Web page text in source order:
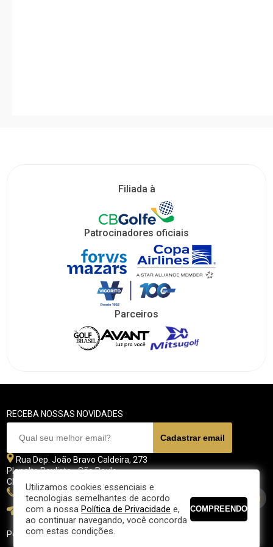
Filiada à
Patrocinadores oficiais
Parceiros
RECEBA NOSSAS NOVIDADES
Rua Dep. João Bravo Caldeira, 273
Planalto Paulista - São Paulo
CEP 04071 - 045
11 5070-4700
fpgolfe@fpgolfe.com.br
Política de privacidade
Utilizamos cookies essenciais e
tecnologias semelhantes de acordo
com a nossaPolítica de Privacidade e,
ao continuar navegando, você concorda
com estas condições.